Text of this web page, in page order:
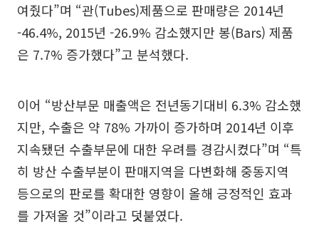
여줬다”며 “관(Tubes)제품으로 판매량은 2014년
-46.4%, 2015년 -26.9% 감소했지만 봉(Bars) 제품
은 7.7% 증가했다”고 분석했다.
이어 “방산부문 매출액은 전년동기대비 6.3% 감소했
지만, 수출은 약 78% 가까이 증가하며 2014년 이후
지속됐던 수출부문에 대한 우려를 경감시켰다”며 “특
히 방산 수출부분이 판매지역을 다변화해 중동지역
등으로의 판로를 확대한 영향이 올해 긍정적인 효과
를 가져올 것”이라고 덧붙였다.